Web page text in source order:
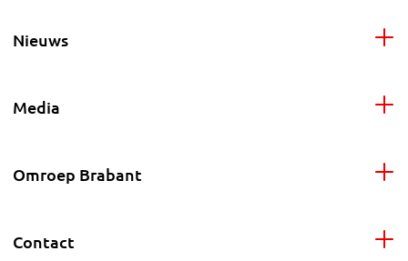
Nieuws
Media
Omroep Brabant
Contact